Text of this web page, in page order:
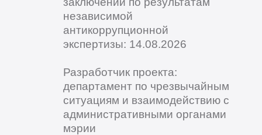
независимой
антикоррупционной
экспертизы: 14.08.2026
Разработчик проекта:
департамент по чрезвычайным
ситуациям и взаимодействию с
административными органами
мэрии